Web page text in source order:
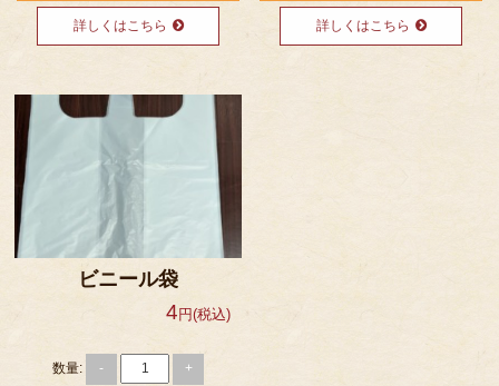
詳しくはこちら 詳しくはこちら
ビニール袋
4円(税込)
数量: - +